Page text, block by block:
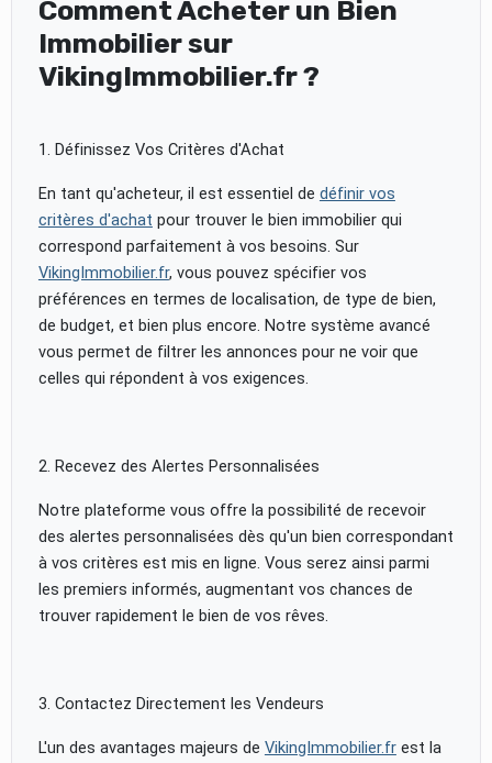
Comment Acheter un Bien
Immobilier sur
VikingImmobilier.fr ?
1. Définissez Vos Critères d'Achat
En tant qu'acheteur, il est essentiel de définir vos
critères d'achat pour trouver le bien immobilier qui
correspond parfaitement à vos besoins. Sur
VikingImmobilier.fr, vous pouvez spécifier vos
préférences en termes de localisation, de type de bien,
de budget, et bien plus encore. Notre système avancé
vous permet de filtrer les annonces pour ne voir que
celles qui répondent à vos exigences.
2. Recevez des Alertes Personnalisées
Notre plateforme vous offre la possibilité de recevoir
des alertes personnalisées dès qu'un bien correspondant
à vos critères est mis en ligne. Vous serez ainsi parmi
les premiers informés, augmentant vos chances de
trouver rapidement le bien de vos rêves.
3. Contactez Directement les Vendeurs
L'un des avantages majeurs de VikingImmobilier.frest la